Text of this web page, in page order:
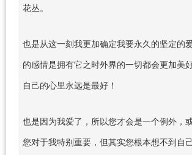
花丛。
也是从这一刻我更加确定我要永久的坚定的
的感情是拥有它之时外界的一切都会更加美
自己的心里永远是最好！
也是因为我爱了，所以您才会是一个例外，
您对于我特别重要，但其实您根本想不到自